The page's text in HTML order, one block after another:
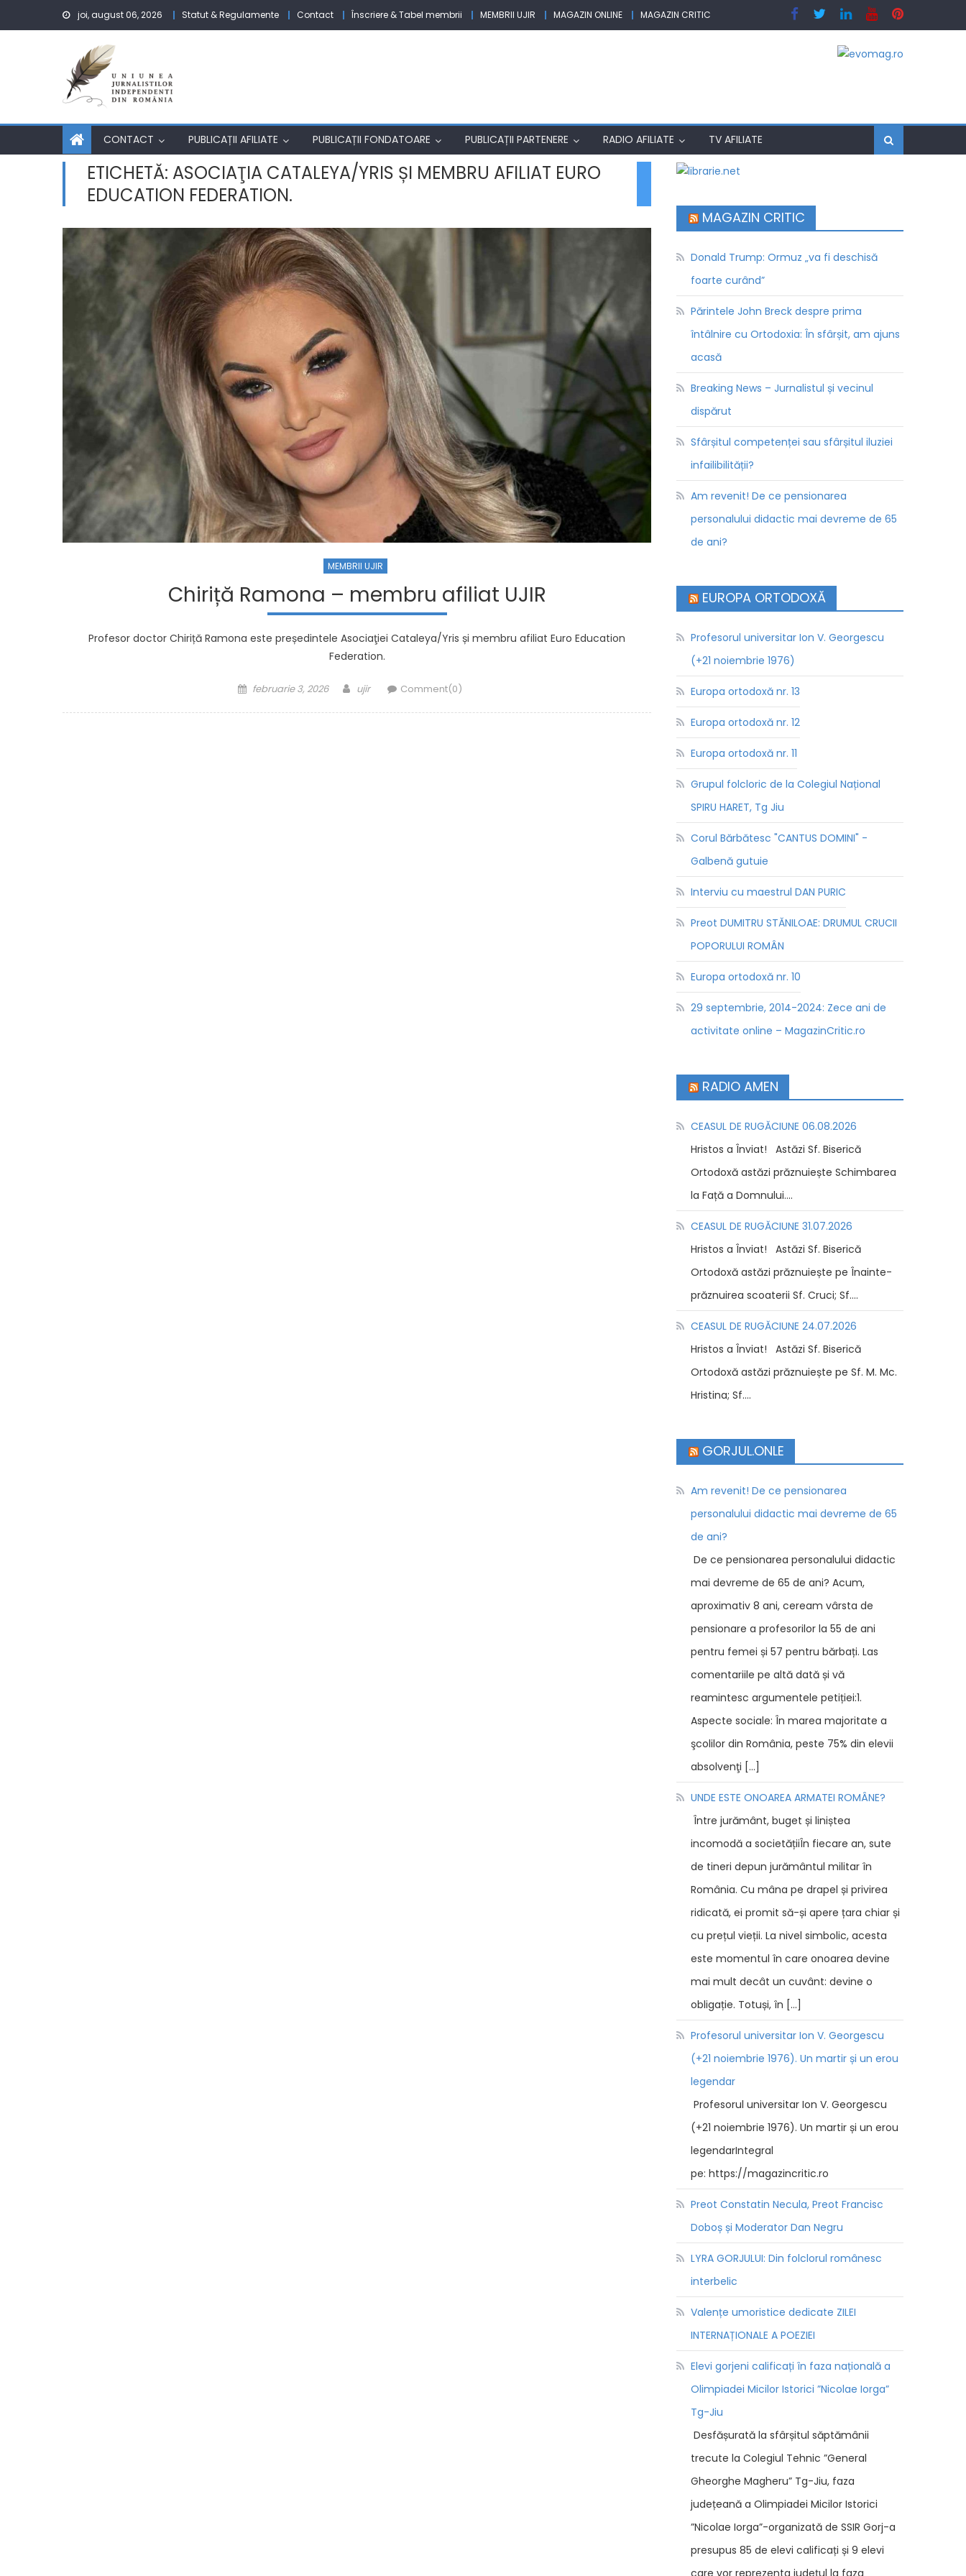
Skip to content joi, august 06, 2026 Statut & Regulamente Contact Înscriere & Tabel membrii MEMBRII UJIR MAGAZIN ONLINE MAGAZIN CRITIC
CONTACT PUBLICAȚII AFILIATE PUBLICAȚII FONDATOARE PUBLICAȚII PARTENERE RADIO AFILIATE TV AFILIATE
ETICHETĂ: ASOCIAŢIA CATALEYA/YRIS ȘI MEMBRU AFILIAT EURO
EDUCATION FEDERATION.
MEMBRII UJIR
Chiriță Ramona – membru afiliat UJIR
Profesor doctor Chiriță Ramona este președintele Asociaţiei Cataleya/Yris și membru afiliat Euro Education
Federation.
Posted on
februarie 3, 2026 Author
ujir Comment(0)
MAGAZIN CRITIC
Donald Trump: Ormuz „va fi deschisă
foarte curând”
Părintele John Breck despre prima
întâlnire cu Ortodoxia: În sfârșit, am ajuns
acasă
Breaking News – Jurnalistul și vecinul
dispărut
Sfârșitul competenței sau sfârșitul iluziei
infailibilității?
Am revenit! De ce pensionarea
personalului didactic mai devreme de 65
de ani?
EUROPA ORTODOXĂ
Profesorul universitar Ion V. Georgescu
(+21 noiembrie 1976)
Europa ortodoxă nr. 13
Europa ortodoxă nr. 12
Europa ortodoxă nr. 11
Grupul folcloric de la Colegiul Național
SPIRU HARET, Tg Jiu
Corul Bărbătesc "CANTUS DOMINI" -
Galbenă gutuie
Interviu cu maestrul DAN PURIC
Preot DUMITRU STĂNILOAE: DRUMUL CRUCII
POPORULUI ROMÂN
Europa ortodoxă nr. 10
29 septembrie, 2014-2024: Zece ani de
activitate online – MagazinCritic.ro
RADIO AMEN
CEASUL DE RUGĂCIUNE 06.08.2026
Hristos a Înviat! Astăzi Sf. Biserică
Ortodoxă astăzi prăznuiește Schimbarea
la Față a Domnului....
CEASUL DE RUGĂCIUNE 31.07.2026
Hristos a Înviat! Astăzi Sf. Biserică
Ortodoxă astăzi prăznuiește pe Înainte-
prăznuirea scoaterii Sf. Cruci; Sf....
CEASUL DE RUGĂCIUNE 24.07.2026
Hristos a Înviat! Astăzi Sf. Biserică
Ortodoxă astăzi prăznuiește pe Sf. M. Mc.
Hristina; Sf....
GORJUL.ONLE
Am revenit! De ce pensionarea
personalului didactic mai devreme de 65
de ani?
De ce pensionarea personalului didactic
mai devreme de 65 de ani? Acum,
aproximativ 8 ani, ceream vârsta de
pensionare a profesorilor la 55 de ani
pentru femei și 57 pentru bărbați. Las
comentariile pe altă dată și vă
reamintesc argumentele petiției:1.
Aspecte sociale: În marea majoritate a
şcolilor din România, peste 75% din elevii
absolvenţi […]
UNDE ESTE ONOAREA ARMATEI ROMÂNE?
Între jurământ, buget și liniștea
incomodă a societățiiÎn fiecare an, sute
de tineri depun jurământul militar în
România. Cu mâna pe drapel și privirea
ridicată, ei promit să-și apere țara chiar și
cu prețul vieții. La nivel simbolic, acesta
este momentul în care onoarea devine
mai mult decât un cuvânt: devine o
obligație. Totuși, în […]
Profesorul universitar Ion V. Georgescu
(+21 noiembrie 1976). Un martir și un erou
legendar
Profesorul universitar Ion V. Georgescu
(+21 noiembrie 1976). Un martir și un erou
legendarIntegral
pe: https://magazincritic.ro
Preot Constatin Necula, Preot Francisc
Doboș și Moderator Dan Negru
LYRA GORJULUI: Din folclorul românesc
interbelic
Valențe umoristice dedicate ZILEI
INTERNAȚIONALE A POEZIEI
Elevi gorjeni calificați în faza națională a
Olimpiadei Micilor Istorici ”Nicolae Iorga”
Tg-Jiu
Desfășurată la sfârșitul săptămânii
trecute la Colegiul Tehnic ”General
Gheorghe Magheru” Tg-Jiu, faza
județeană a Olimpiadei Micilor Istorici
”Nicolae Iorga”-organizată de SSIR Gorj-a
presupus 85 de elevi calificați și 9 elevi
care vor reprezenta județul la faza